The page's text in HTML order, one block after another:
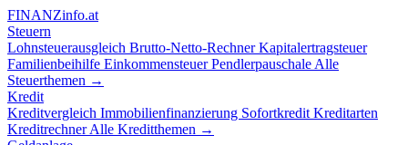
FINANZinfo.at
Steuern
Lohnsteuerausgleich Brutto-Netto-RechnerKapitalertragsteuer
Familienbeihilfe EinkommensteuerPendlerpauschale Alle
Steuerthemen →
Kredit
Kreditvergleich Immobilienfinanzierung Sofortkredit Kreditarten
KreditrechnerAlle Kreditthemen →